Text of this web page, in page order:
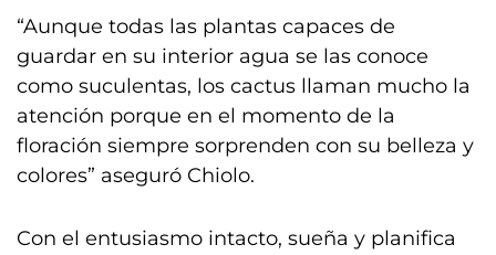
“Aunque todas las plantas capaces de
guardar en su interior agua se las conoce
como suculentas, los cactus llaman mucho la
atención porque en el momento de la
floración siempre sorprenden con su belleza y
colores” aseguró Chiolo.
Con el entusiasmo intacto, sueña y planifica